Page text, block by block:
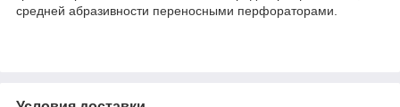
средней абразивности переносными перфораторами.